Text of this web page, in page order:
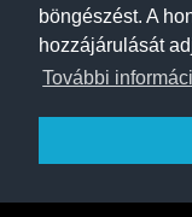
böngészést. A
hozzájárulását
További
A Ferencvárosi Torna
Az oldalon található
megjelölésével,
használhatóak fel.